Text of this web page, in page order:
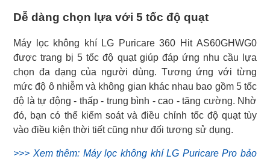
Dễ dàng chọn lựa với 5 tốc độ quạt
Máy lọc không khí LG Puricare 360 Hit AS60GHWG0
được trang bị 5 tốc độ quạt giúp đáp ứng nhu cầu lựa
chọn đa dạng của người dùng. Tương ứng với từng
mức độ ô nhiễm và không gian khác nhau bao gồm 5 tốc
độ là tự động - thấp - trung bình - cao - tăng cường. Nhờ
đó, bạn có thể kiểm soát và điều chỉnh tốc độ quạt tùy
vào điều kiện thời tiết cũng như đối tượng sử dụng.
>>> Xem thêm: Máy lọc không khí LG Puricare Pro bảo